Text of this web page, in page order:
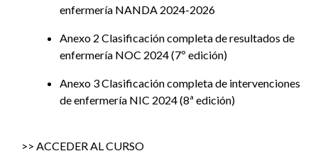
enfermería NANDA 2024-2026
Anexo 2 Clasificación completa de resultados de
enfermería NOC 2024 (7º edición)
Anexo 3 Clasificación completa de intervenciones
de enfermería NIC 2024 (8ª edición)
>> ACCEDER AL CURSO